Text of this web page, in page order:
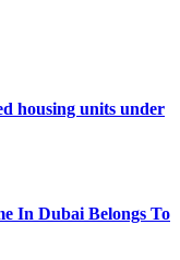
housing units under
In Dubai Belongs To